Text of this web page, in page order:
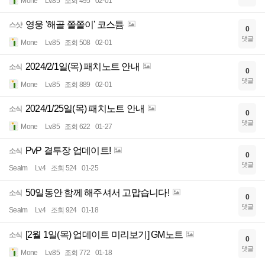
스샷 영웅 '해골 쫄쫄이' 코스튬
Mone Lv.85 조회 508 02-01
0
댓글
소식 2024/2/1일(목) 패치노트 안내
Mone Lv.85 조회 889 02-01
0
댓글
소식 2024/1/25일(목) 패치노트 안내
Mone Lv.85 조회 622 01-27
0
댓글
소식 PvP 결투장 업데이트!
Sealm Lv.4 조회 524 01-25
0
댓글
소식 50일동안 함께 해주셔서 고맙습니다!
Sealm Lv.4 조회 924 01-18
0
댓글
소식 [2월 1일(목) 업데이트 미리보기] GM노트
Mone Lv.85 조회 772 01-18
0
댓글